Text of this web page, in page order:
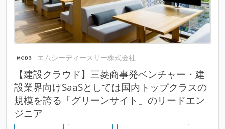
エムシーディースリー株式会社
【建設クラウド】三菱商事発ベンチャー・建
設業界向けSaaSとしては国内トップクラスの
規模を誇る「グリーンサイト」のリードエン
ジニア